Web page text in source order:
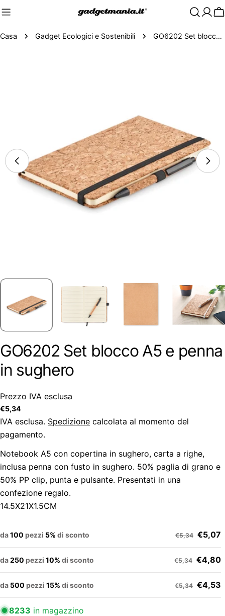
Casa Gadget Ecologici e Sostenibili GO6202 Set blocco A5 e penna in sughero
GO6202 Set blocco A5 e penna
in sughero
Prezzo IVA esclusa
Prezzo
regolare
€5,34
IVA esclusa. Spedizione calcolata al momento del
pagamento.
Notebook A5 con copertina in sughero, carta a righe,
inclusa penna con fusto in sughero. 50% paglia di grano e
50% PP clip, punta e pulsante. Presentati in una
confezione regalo.
14.5X21X1.5CM
da100 pezzi 5% di sconto €5,34 €5,07
da250 pezzi 10% di sconto €5,34 €4,80
da 500 pezzi 15% di sconto €5,34 €4,53
8233 in magazzino